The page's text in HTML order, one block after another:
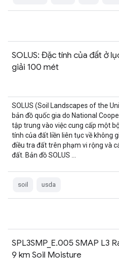
SOLUS: Đặc tính của đất ở
giải 100 mét
SOLUS (Soil Landscapes of the
bản đồ quốc gia do National
tập trung vào việc cung cấp một
tính của đất liền liên tục về không
điều tra đất trên phạm vi rộng và
đất. Bản đồ SOLUS …
soil usda
SPL3SMP_E.005 SMAP L3
9 km Soil Moisture